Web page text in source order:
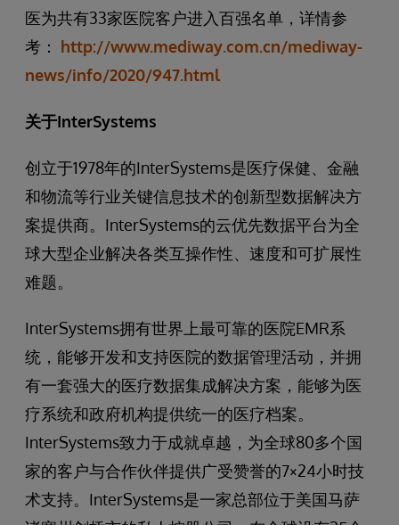
医为共有33家医院客户进入百强名单，详情参
考： http://www.mediway.com.cn/mediway-
news/info/2020/947.html
关于InterSystems
创立于1978年的InterSystems是医疗保健、金融
和物流等行业关键信息技术的创新型数据解决方
案提供商。InterSystems的云优先数据平台为全
球大型企业解决各类互操作性、速度和可扩展性
难题。
InterSystems拥有世界上最可靠的医院EMR系
统，能够开发和支持医院的数据管理活动，并拥
有一套强大的医疗数据集成解决方案，能够为医
疗系统和政府机构提供统一的医疗档案。
InterSystems致力于成就卓越，为全球80多个国
家的客户与合作伙伴提供广受赞誉的7×24小时技
术支持。InterSystems是一家总部位于美国马萨